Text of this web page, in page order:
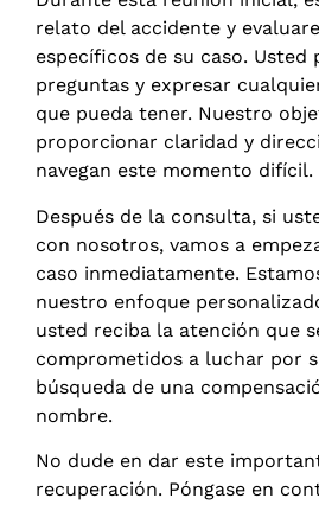
relato del accidente y
específicos de su caso. Usted
preguntas y expresar
que pueda tener. Nuestro
proporcionar claridad y
navegan este momento difícil.
Después de la consulta, si
con nosotros, vamos a
caso inmediatamente.
nuestro enfoque
usted reciba la atención que
comprometidos a luchar por
búsqueda de una
nombre.
No dude en dar este
recuperación. Póngase en